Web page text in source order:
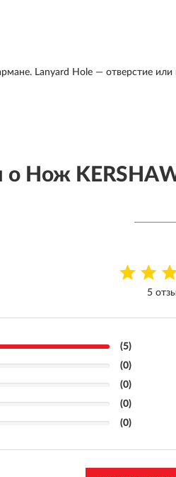
Lanyard Hole — отверстие
Нож
5
(5)
(0)
(0)
(0)
(0)